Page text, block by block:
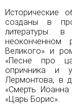
Исторические
созданы в
литературы:
неоконченном
Великого» и
«Песне про
опричника и
Лермонтова, в
«Смерть
«Царь Борис».